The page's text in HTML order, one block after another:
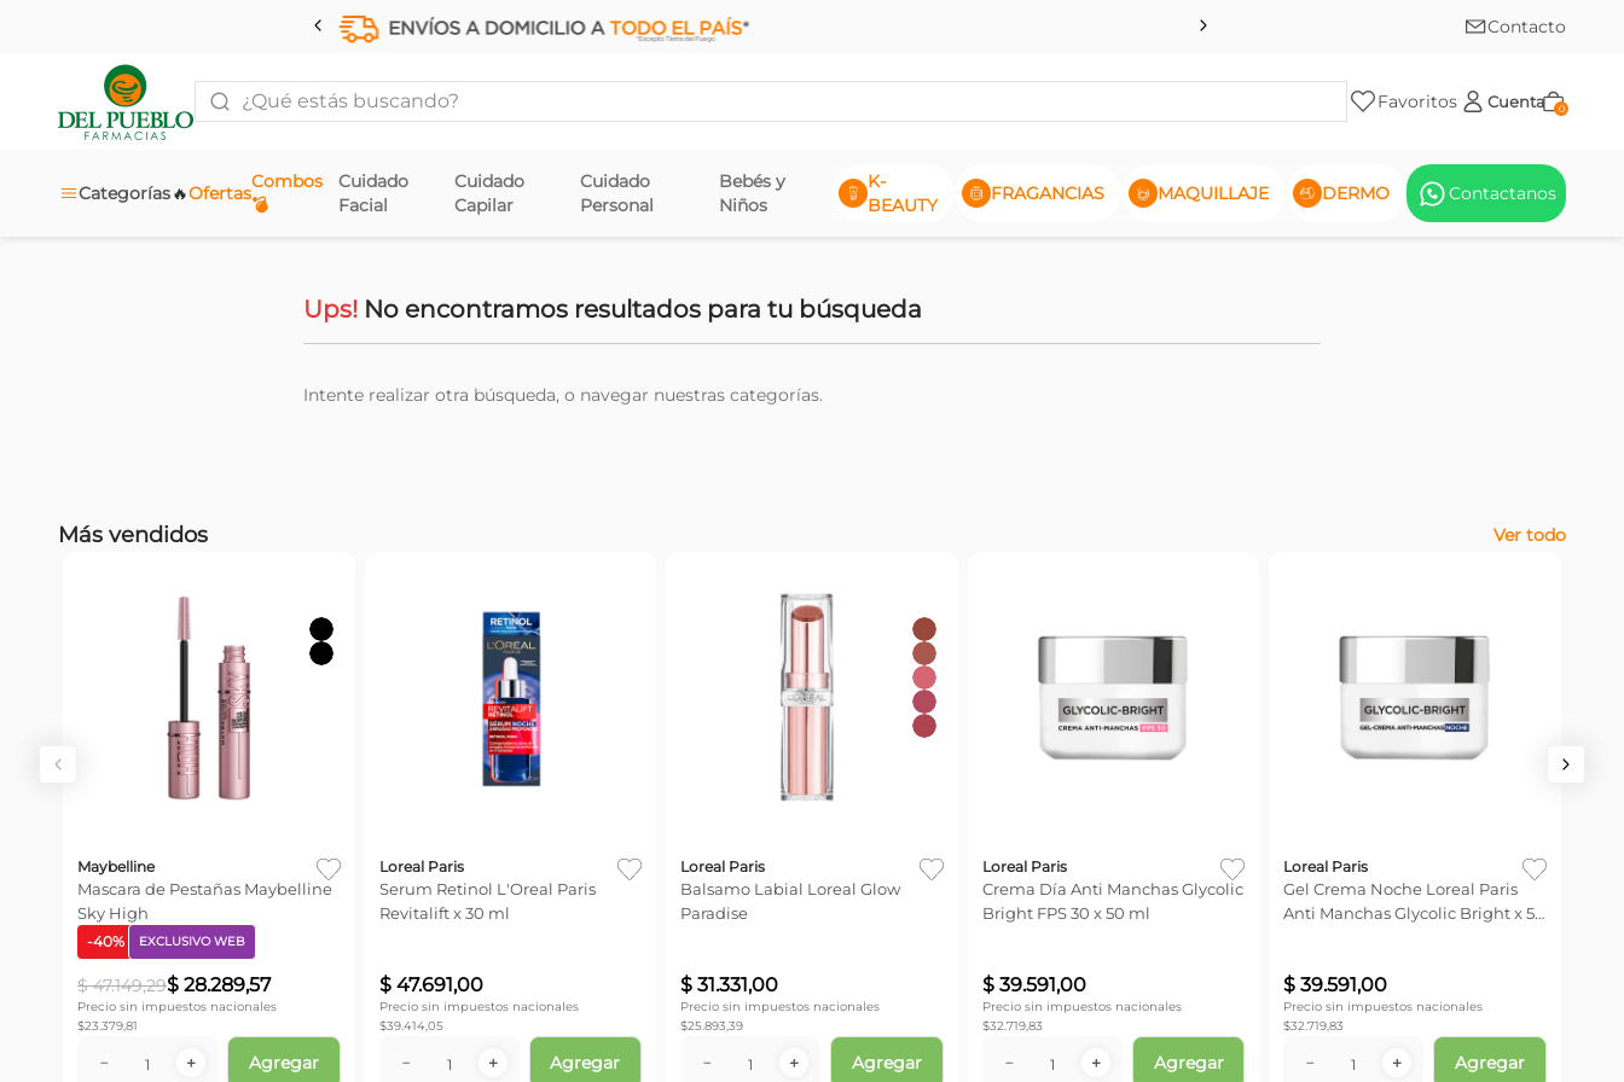
Contacto
¿Qué estás buscando?
Favoritos Cuenta 0
Categorías Ofertas
🔥
Combos
💣
Cuidado
Facial
Cuidado
Capilar
Cuidado
Personal
Bebés y
Niños
K-
BEAUTY
FRAGANCIAS MAQUILLAJE DERMO Contactanos
Ups! No encontramos resultados para tu búsqueda
Intente realizar otra búsqueda, o navegar nuestras categorías.
Más vendidos Ver todo
Maybelline
Mascara de Pestañas Maybelline
Sky High
-40% EXCLUSIVO WEB
$ 47.149,29$ 28.289,57
Precio sin impuestos nacionales
$23.379,81
＋
－ Agregar
Loreal Paris
Serum Retinol L'Oreal Paris
Revitalift x 30 ml
$ 47.691,00
Precio sin impuestos nacionales
$39.414,05
＋
－ Agregar
Loreal Paris
Balsamo Labial Loreal Glow
Paradise
$ 31.331,00
Precio sin impuestos nacionales
$25.893,39
＋
－ Agregar
Loreal Paris
Crema Día Anti Manchas Glycolic
Bright FPS 30 x 50 ml
$ 39.591,00
Precio sin impuestos nacionales
$32.719,83
＋
－ Agregar
Loreal Paris
Gel Crema Noche Loreal Paris
Anti Manchas Glycolic Bright x 50
$ 39.591,00
Precio sin impuestos nacionales
$32.719,83
＋
－ Agregar